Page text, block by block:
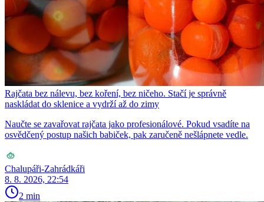
Rajčata bez nálevu, bez koření, bez ničeho. Stačí je správně
naskládat do sklenice a vydrží až do zimy
Naučte se zavařovat rajčata jako profesionálové. Pokud vsadíte na
osvědčený postup našich babiček, pak zaručeně nešlápnete vedle.
Chalupáři-Zahrádkáři
8. 8. 2026, 22:54
2 min